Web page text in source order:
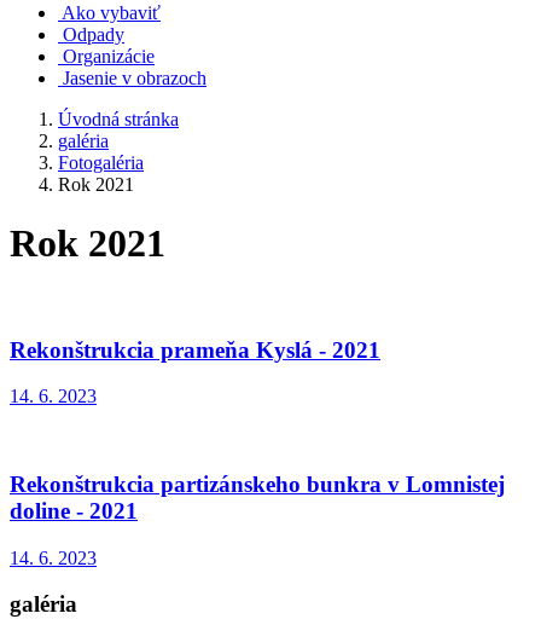
Ako vybaviť
Odpady
Organizácie
Jasenie v obrazoch
Úvodná stránka
galéria
Fotogaléria
Rok 2021
Rok 2021
Rekonštrukcia prameňa Kyslá - 2021
14. 6. 2023
Rekonštrukcia partizánskeho bunkra v Lomnistej
doline - 2021
14. 6. 2023
galéria